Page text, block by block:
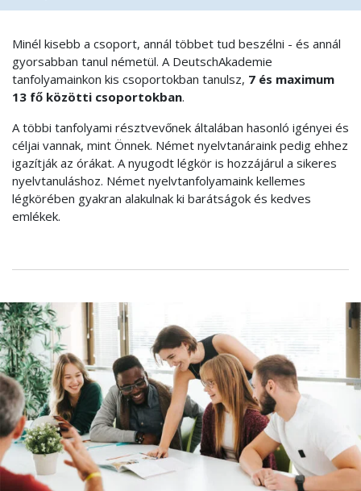
Minél kisebb a csoport, annál többet tud beszélni - és annál
gyorsabban tanul németül. A DeutschAkademie
tanfolyamainkon kis csoportokban tanulsz, 7 és maximum
13 fő közötti csoportokban.
A többi tanfolyami résztvevőnek általában hasonló igényei és
céljai vannak, mint Önnek. Német nyelvtanáraink pedig ehhez
igazítják az órákat. A nyugodt légkör is hozzájárul a sikeres
nyelvtanuláshoz. Német nyelvtanfolyamaink kellemes
légkörében gyakran alakulnak ki barátságok és kedves
emlékek.